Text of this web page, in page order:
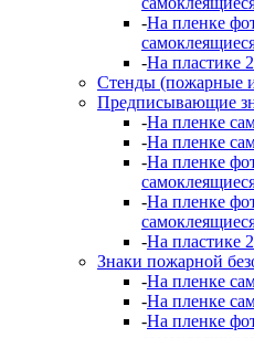
-На пленке
-На пластике
Стенды (пожарные
Предписывающие
-На пленке
-На пленке
-На пленке
-На пленке
-На пластике
Знаки пожарной
-На пленке
-На пленке
-На пленке